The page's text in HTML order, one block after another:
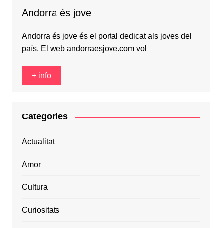
Andorra és jove
Andorra és jove és el portal dedicat als joves del
país. El web andorraesjove.com vol
+ info
Categories
Actualitat
Amor
Cultura
Curiositats